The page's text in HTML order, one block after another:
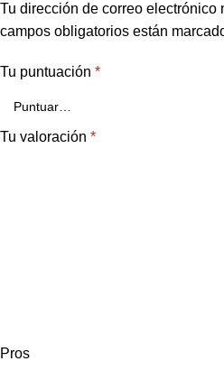
Tu dirección de correo electrónico
campos obligatorios están
Tu puntuación *
Tu valoración *
Pros